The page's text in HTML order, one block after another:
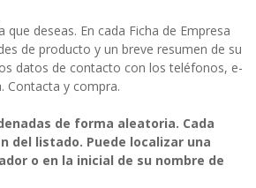
que deseas. En cada Ficha de Empresa
de producto y un breve resumen de su
datos de contacto con los teléfonos, e-
Contacta y compra.
de forma aleatoria. Cada
del listado. Puede localizar una
o en la inicial de su nombre de